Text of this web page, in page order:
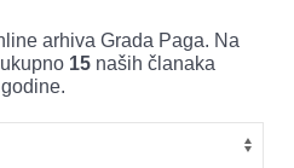
arhiva Grada Paga. Na
15 naših članaka